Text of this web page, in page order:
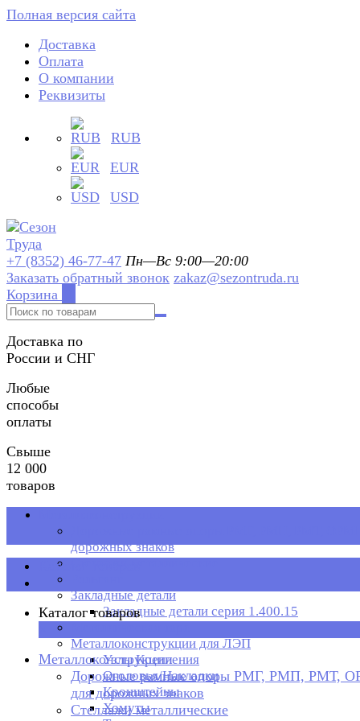
Полная версия сайта
Доставка
Оплата
О компании
Реквизиты
RUB
EUR
USD
+7 (8352) 46-77-47 Пн—Вс 9:00—20:00
Заказать обратный звонок zakaz@sezontruda.ru
Корзина
Доставка по
России и СНГ
Любые
способы
оплаты
Свыше
12 000
товаров
дорожных знаков
Стеллажи металлические
Закладные детали
Закладные детали серия 1.400.15
Металлоконструкции для ЛЭП
Узлы Крепления
Оголовья/Накладки
Кронштейны
Хомуты
Каталог товаров
Каталог товаров
Металлоконструкции
Дорожные рамные опоры РМГ, РМП, РМТ,
для дорожных знаков
Стеллажи металлические